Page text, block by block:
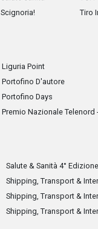
Scignoria!
Tiro
Liguria Point
Portofino D'autore
Portofino Days
Premio Nazionale Telenord
Salute & Sanità 4° Edizione
Shipping, Transport &
Shipping, Transport &
Shipping, Transport &